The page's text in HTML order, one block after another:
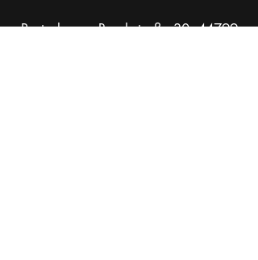
Postadresse: Bruchstraße 30, 44799